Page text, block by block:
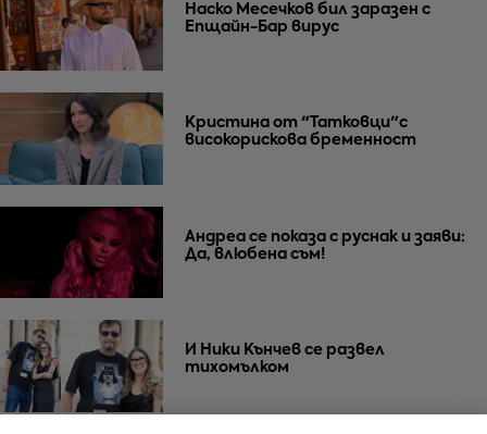
Наско Месечков бил заразен с
Епщайн-Бар вирус
Кристина от "Татковци"с
високорискова бременност
Андреа се показа с руснак и заяви:
Да, влюбена съм!
И Ники Кънчев се развел
тихомълком